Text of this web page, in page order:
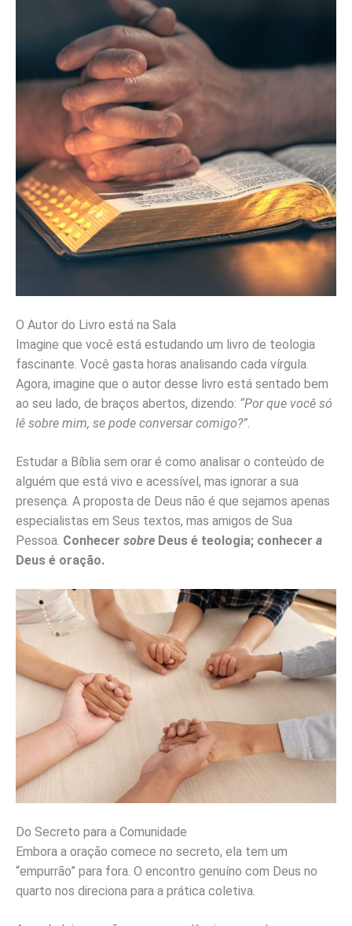
O Autor do Livro está na Sala
Imagine que você está estudando um livro de teologia
fascinante. Você gasta horas analisando cada vírgula.
Agora, imagine que o autor desse livro está sentado bem
ao seu lado, de braços abertos, dizendo: “Por que você só
lê sobre mim, se pode conversar comigo?”.
Estudar a Bíblia sem orar é como analisar o conteúdo de
alguém que está vivo e acessível, mas ignorar a sua
presença. A proposta de Deus não é que sejamos apenas
especialistas em Seus textos, mas amigos de Sua
Pessoa. Conhecer sobre Deus é teologia; conhecer a
Deus é oração.
Do Secreto para a Comunidade
Embora a oração comece no secreto, ela tem um
“empurrão” para fora. O encontro genuíno com Deus no
quarto nos direciona para a prática coletiva.